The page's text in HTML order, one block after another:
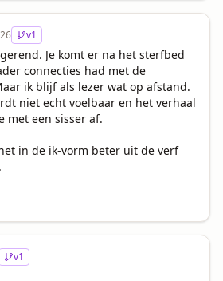
v1
Je komt er na het sterfbed
connecties had met de
ik blijf als lezer wat op afstand.
niet echt voelbaar en het verhaal
met een sisser af.
in de ik-vorm beter uit de verf
v1